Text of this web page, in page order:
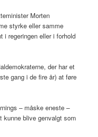
Morten
styrke eller samme
i regeringen eller i forhold
der har et
gang i de fire år) at føre
– måske eneste –
blive genvalgt som